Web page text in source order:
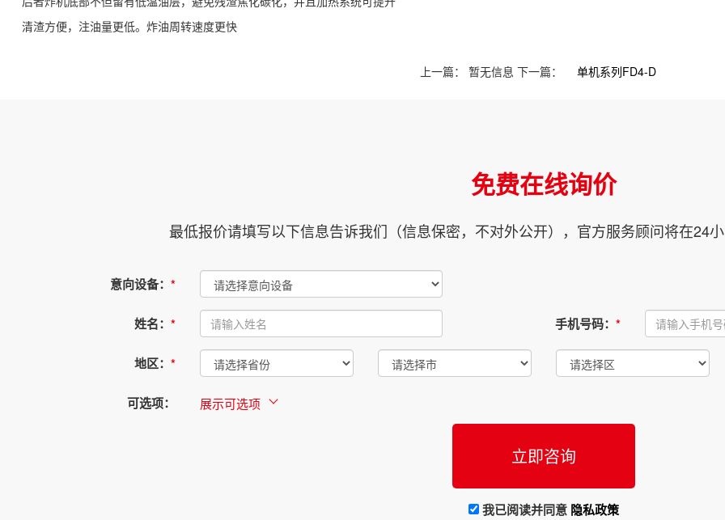
清渣方便，注油量更低。炸油周转速度更快
上一篇： 暂无信息 下一篇： 单机系列FD4-D
免费在线询价
最低报价请填写以下信息告诉我们（信息保密，不对外公开），官方服务顾问将在24
意向设备： *
姓名： * 手机号码： *
地区： *
可选项： 展示可选项
我已阅读并同意 隐私政策